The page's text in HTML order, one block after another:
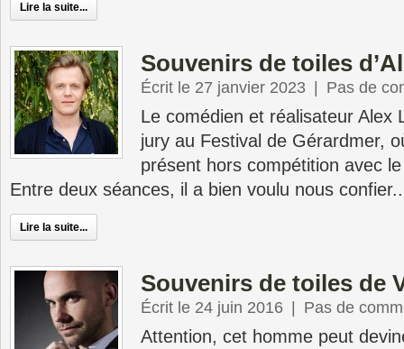
Lire la suite...
Souvenirs de toiles
Écrit le 27 janvier 2023 Pas de
Le comédien et réalisateur Alex
jury au Festival de Gérardmer,
présent hors compétition avec
Entre deux séances, il a bien voulu nous
Lire la suite...
Souvenirs de toiles de
Écrit le 24 juin 2016 Pas de
Attention, cet homme peut